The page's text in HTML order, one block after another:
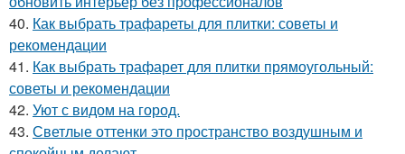
40. Как выбрать трафареты для плитки: советы и
рекомендации
41. Как выбрать трафарет для плитки прямоугольный:
советы и рекомендации
42. Уют с видом на город.
43. Светлые оттенки это пространство воздушным и